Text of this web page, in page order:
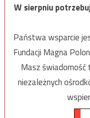
W sierpniu
Państwa wsparcie
Fundacji Magna
Masz
niezależnych